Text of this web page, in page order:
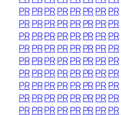
PRPRPRPRPR PRPRPR
PRPRPRPRPR PRPRPR
PRPRPRPRPR PRPRPR
PRPRPRPRPR PRPRPR
PRPRPRPRPR PRPRPR
PRPRPRPRPR PRPRPR
PRPRPRPRPR PRPRPR
PRPRPRPRPR PRPRPR
PRPRPRPRPR PRPRPR